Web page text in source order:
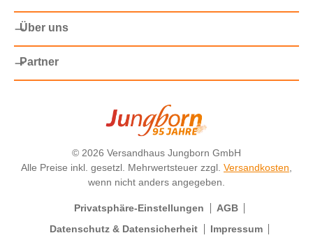
Über uns
Partner
© 2026 Versandhaus Jungborn GmbH
Alle Preise inkl. gesetzl. Mehrwertsteuer zzgl. Versandkosten,
wenn nicht anders angegeben.
Privatsphäre-Einstellungen
AGB
Datenschutz & Datensicherheit
Impressum